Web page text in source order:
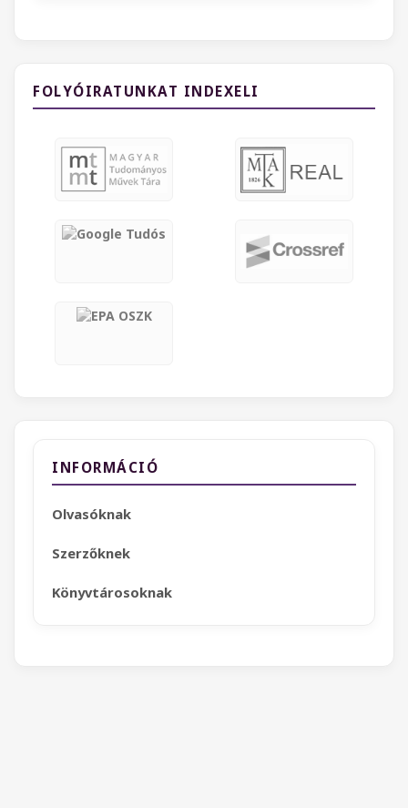
FOLYÓIRATUNKAT INDEXELI
INFORMÁCIÓ
Olvasóknak
Szerzőknek
Könyvtárosoknak